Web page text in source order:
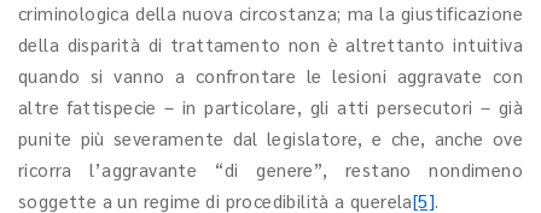
criminologica della nuova circostanza; ma la giustificazione
della disparità di trattamento non è altrettanto intuitiva
quando si vanno a confrontare le lesioni aggravate con
altre fattispecie – in particolare, gli atti persecutori – già
punite più severamente dal legislatore, e che, anche ove
ricorra l’aggravante “di genere”, restano nondimeno
soggette a un regime di procedibilità a querela[5].